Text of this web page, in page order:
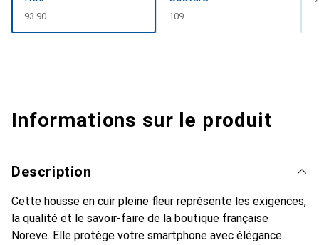
CHF
93.90 CHF
109.–
Informations sur le produit
Description
Cette housse en cuir pleine fleur représente les exigences,
la qualité et le savoir-faire de la boutique française
Noreve. Elle protège votre smartphone avec élégance.